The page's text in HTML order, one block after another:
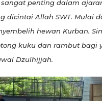
penting dalam
dicintai Allah SWT. Mulai
hewan Kurban.
kuku dan rambut bagi
Dzulhijjah.